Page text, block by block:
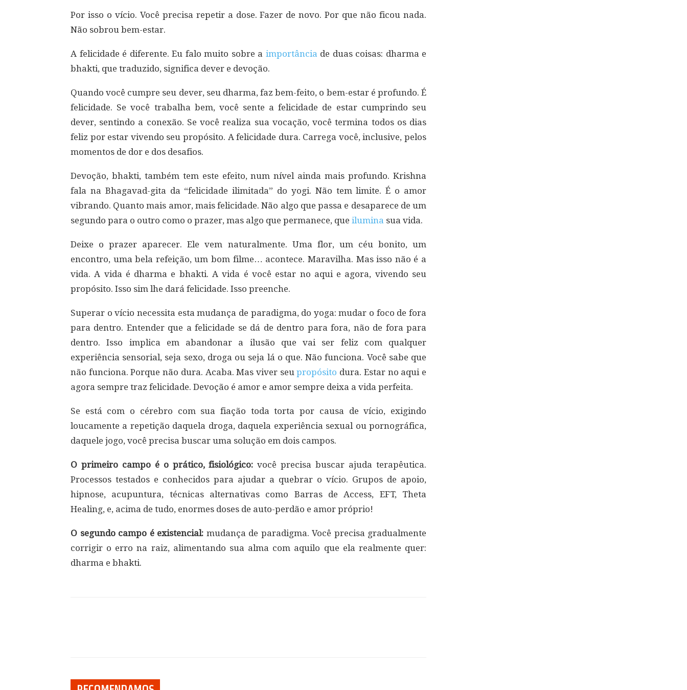
Por isso o vício. Você precisa repetir a dose. Fazer de novo. Por que não ficou nada.
Não sobrou bem-estar.
A felicidade é diferente. Eu falo muito sobre a importância de duas coisas: dharma e
bhakti, que traduzido, significa dever e devoção.
Quando você cumpre seu dever, seu dharma, faz bem-feito, o bem-estar é profundo. É
felicidade. Se você trabalha bem, você sente a felicidade de estar cumprindo seu
dever, sentindo a conexão. Se você realiza sua vocação, você termina todos os dias
feliz por estar vivendo seu propósito. A felicidade dura. Carrega você, inclusive, pelos
momentos de dor e dos desafios.
Devoção, bhakti, também tem este efeito, num nível ainda mais profundo. Krishna
fala na Bhagavad-gita da “felicidade ilimitada” do yogi. Não tem limite. É o amor
vibrando. Quanto mais amor, mais felicidade. Não algo que passa e desaparece de um
segundo para o outro como o prazer, mas algo que permanece, que ilumina sua vida.
Deixe o prazer aparecer. Ele vem naturalmente. Uma flor, um céu bonito, um
encontro, uma bela refeição, um bom filme… acontece. Maravilha. Mas isso não é a
vida. A vida é dharma e bhakti. A vida é você estar no aqui e agora, vivendo seu
propósito. Isso sim lhe dará felicidade. Isso preenche.
Superar o vício necessita esta mudança de paradigma, do yoga: mudar o foco de fora
para dentro. Entender que a felicidade se dá de dentro para fora, não de fora para
dentro. Isso implica em abandonar a ilusão que vai ser feliz com qualquer
experiência sensorial, seja sexo, droga ou seja lá o que. Não funciona. Você sabe que
não funciona. Porque não dura. Acaba. Mas viver seupropósito dura. Estar no aqui e
agora sempre traz felicidade. Devoção é amor e amor sempre deixa a vida perfeita.
Se está com o cérebro com sua fiação toda torta por causa de vício, exigindo
loucamente a repetição daquela droga, daquela experiência sexual ou pornográfica,
daquele jogo, você precisa buscar uma solução em dois campos.
O primeiro campo é o prático, fisiológico: você precisa buscar ajuda terapêutica.
Processos testados e conhecidos para ajudar a quebrar o vício. Grupos de apoio,
hipnose, acupuntura, técnicas alternativas como Barras de Access, EFT, Theta
Healing, e, acima de tudo, enormes doses de auto-perdão e amor próprio!
O segundo campo é existencial: mudança de paradigma. Você precisa gradualmente
corrigir o erro na raiz, alimentando sua alma com aquilo que ela realmente quer:
dharma e bhakti.